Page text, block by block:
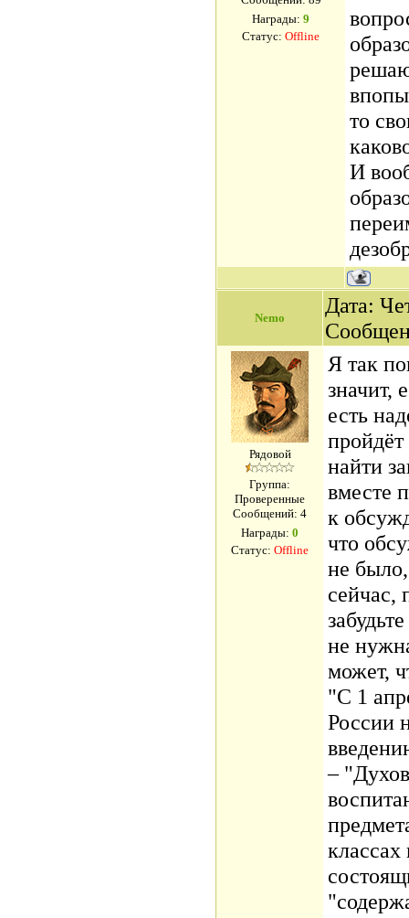
Награды: 9
Статус: Offline
то
И
Nemo
Дата:
Рядовой
Группа:
Проверенные
Сообщений: 4
Награды: 0
Статус: Offline
Я так
значит,
есть
найти
вместе
к
что
не
сейчас,
не
может,
"С 1
России
–
классах